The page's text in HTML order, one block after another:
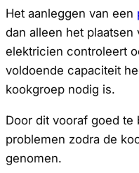
Het aanleggen van een
dan alleen het
elektricien controleert
voldoende capaciteit
kookgroep nodig is.
Door dit vooraf goed
problemen zodra de
genomen.